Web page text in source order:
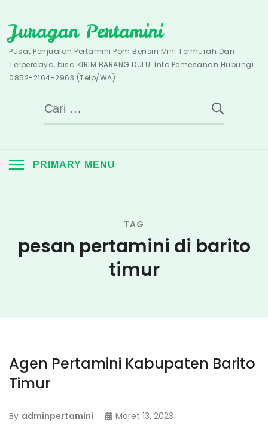
to
content
Juragan Pertamini
Pusat Penjualan Pertamini Pom Bensin Mini Termurah Dan
Terpercaya, bisa KIRIM BARANG DULU. Info Pemesanan Hubungi
0852-2164-2963 (Telp/WA).
Cari
untuk:
PRIMARY MENU
TAG
pesan pertamini di barito
timur
Agen Pertamini Kabupaten Barito
Timur
By adminpertamini
Maret 13, 2023